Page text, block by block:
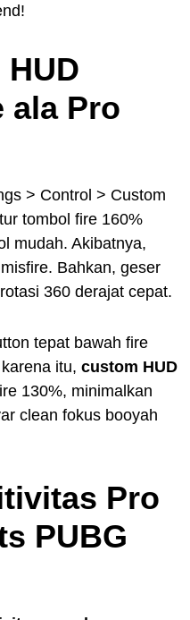
ala Pro
> Control > Custom
tombol fire 160%
mudah. Akibatnya,
Bahkan, geser
360 derajat cepat.
tepat bawah fire
itu, custom HUD
130%, minimalkan
clean fokus booyah
Pro
PUBG